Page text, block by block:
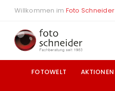
Willkommen im Foto Schneider
FOTOWELT AKTIONEN